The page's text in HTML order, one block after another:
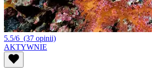
5.5/6 (37 opinii)
AKTYWNIE